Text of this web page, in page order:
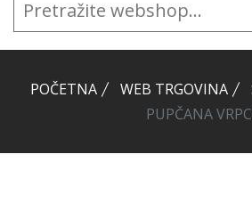
POČETNA WEB TRGOVINA
PUPČANA